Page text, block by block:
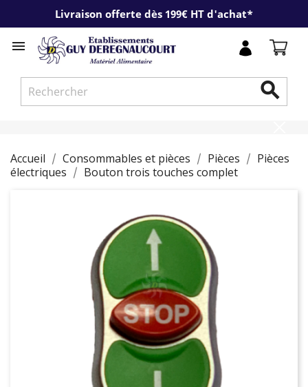
Livraison offerte dès 199€ HT d'achat*


Accueil Consommables et pièces Pièces
Pièces
électriques
Bouton trois touches complet